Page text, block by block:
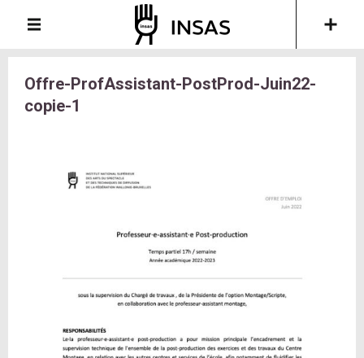
Offre-ProfAssistant-PostProd-Juin22-
copie-1